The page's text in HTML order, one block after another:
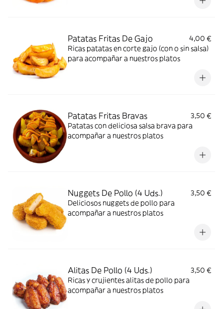
Patatas Fritas De Gajo
4,00 €
Ricas patatas en corte gajo (con o sin salsa)
para acompañar a nuestros platos
Patatas Fritas Bravas
3,50 €
Patatas con deliciosa salsa brava para
acompañar a nuestros platos
Nuggets De Pollo (4 Uds.)
3,50 €
Deliciosos nuggets de pollo para
acompañar a nuestros platos
Alitas De Pollo (4 Uds.)
3,50 €
Ricas y crujientes alitas de pollo para
acompañar a nuestros platos